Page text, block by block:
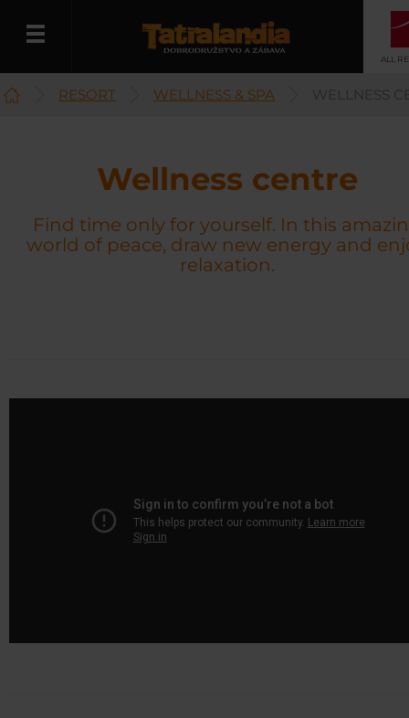
ALL
RESORT WELLNESS & SPA WELLNESS
Wellness centre
Find time only for yourself. In this
world of peace, draw new energy and
relaxation.